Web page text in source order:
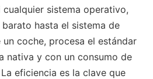
cualquier sistema operativo,
hasta el sistema de
coche, procesa el estándar
nativa y con un consumo de
eficiencia es la clave que